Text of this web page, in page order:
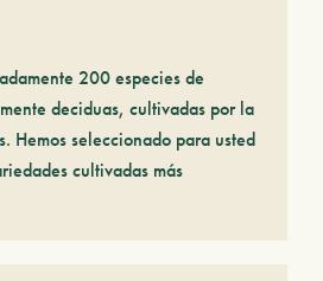
200 especies de
deciduas, cultivadas por la
Hemos seleccionado para usted
cultivadas más